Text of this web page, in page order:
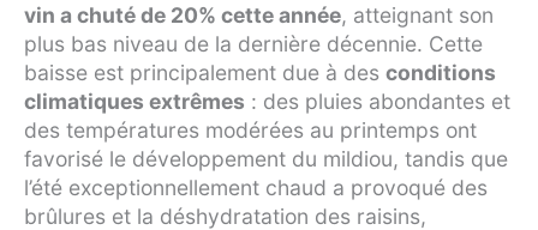
vin a chuté de 20% cette année, atteignant son
plus bas niveau de la dernière décennie. Cette
baisse est principalement due à des conditions
climatiques extrêmes : des pluies abondantes et
des températures modérées au printemps ont
favorisé le développement du mildiou, tandis que
l’été exceptionnellement chaud a provoqué des
brûlures et la déshydratation des raisins,